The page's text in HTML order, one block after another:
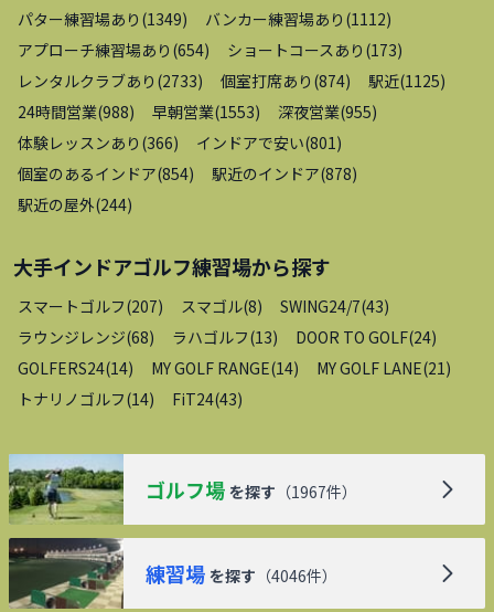
パター練習場あり (1349) バンカー練習場あり (1112)
アプローチ練習場あり (654) ショートコースあり (173)
レンタルクラブあり (2733) 個室打席あり (874) 駅近(1125)
24時間営業(988) 早朝営業(1553) 深夜営業(955)
体験レッスンあり (366) インドアで安い(801 )
個室のあるインドア(854) 駅近のインドア(878)
駅近の屋外(244)
大手インドアゴルフ練習場から探す
スマートゴルフ(207) スマゴル(8) SWING24/7(43)
ラウンジレンジ(68) ラハゴルフ(13) DOOR TO GOLF(24)
GOLFERS24(14) MY GOLF RANGE(14) MY GOLF LANE(21 )
トナリノゴルフ(14) FiT24(43)
ゴルフ場 を探す （1967件）
練習場 を探す （4046件）